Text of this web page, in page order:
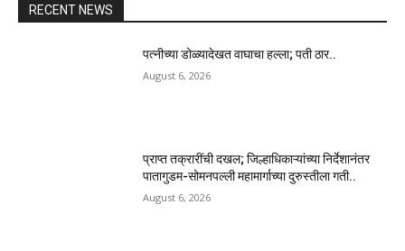
RECENT NEWS
पत्नीच्या डोळ्यादेखत वाघाचा हल्ला; पती ठार..
August 6, 2026
प्राप्त तक्रारींची दखल; जिल्हाधिकाऱ्यांच्या निर्देशानंतर
पातागुडम-सोमनपल्ली महामार्गाच्या दुरुस्तीला गती..
August 6, 2026